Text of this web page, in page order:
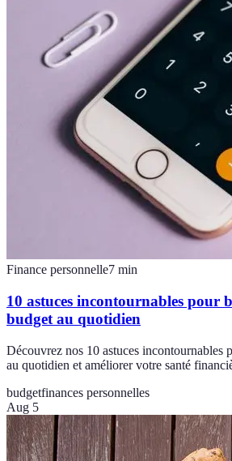
Finance personnelle7 min
10 astuces incontournables pour
budget au quotidien
Découvrez nos 10 astuces incontournables
au quotidien et améliorer votre santé
budgetfinances personnelles
Aug 5